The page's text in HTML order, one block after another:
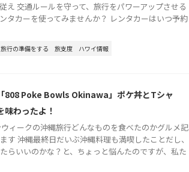
え 交通ルールを守って、旅行をパワーアップさせる
タカーを使ってみませんか？ レンタカーはいつ予約
旅行の準備をする 旅支度 ハワイ情報
808 Poke Bowls Okinawa」ポケ丼とTシャ
味わったよ！
ィークの沖縄旅行どんなものを食べたのかグルメ記
す 沖縄最終日だいぶ沖縄料理も満喫したことだし、
らいいのかな？と、ちょっと悩んたのですが、私た